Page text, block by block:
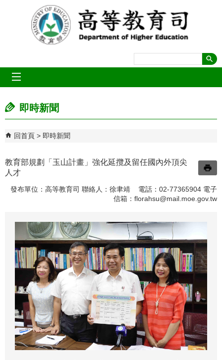
跳到主要內容區塊
即時新聞
回首頁 即時新聞
教育部規劃「玉山計畫」強化延攬及留任國內外頂尖
人才
發布單位：高等教育司 聯絡人：徐聿靖 電話：02-77365904 電子
信箱： florahsu@mail.moe.gov.tw